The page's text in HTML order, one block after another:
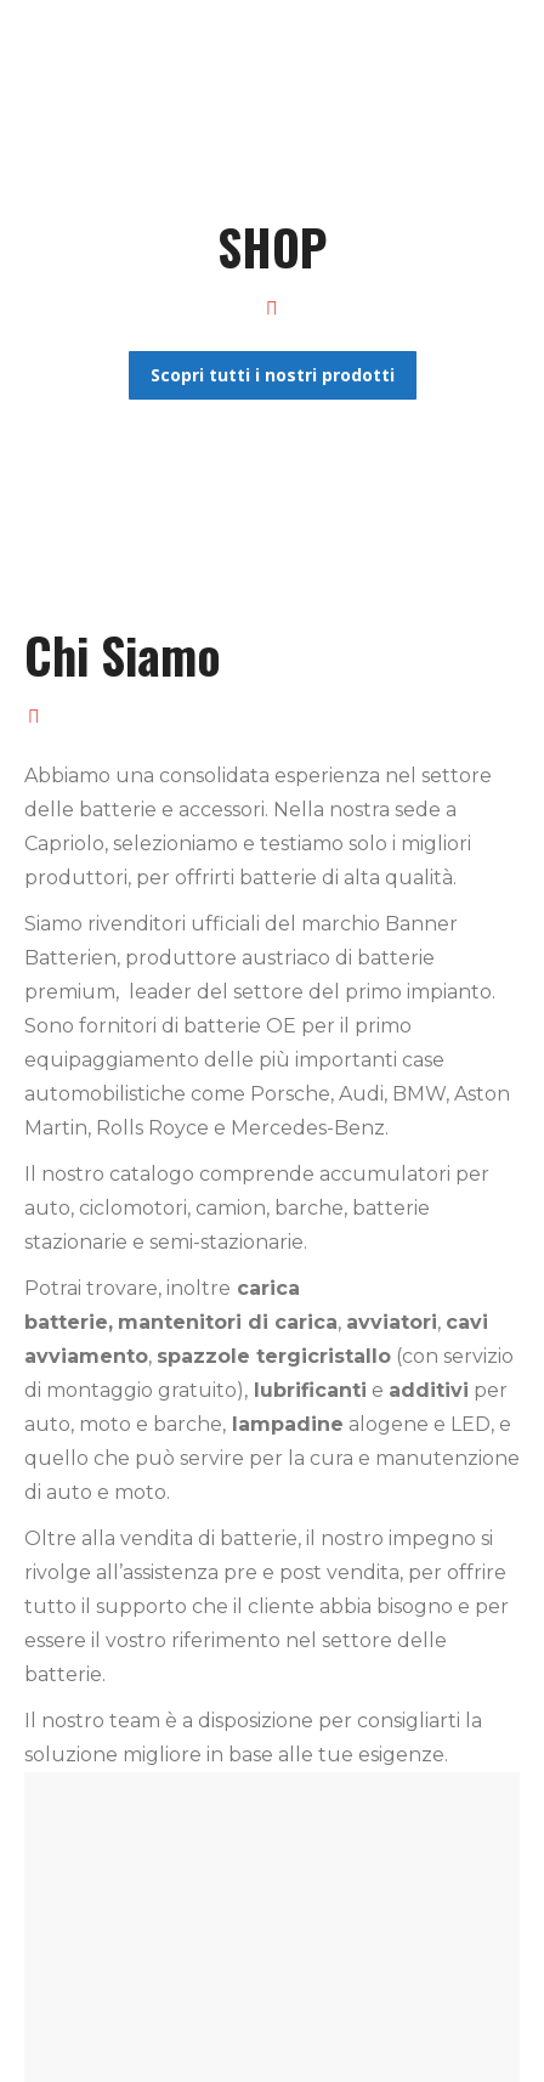
SHOP
Scopri tutti i nostri prodotti
Chi Siamo
Abbiamo una consolidata esperienza nel settore
delle batterie e accessori. Nella nostra sede a
Capriolo, selezioniamo e testiamo solo i migliori
produttori, per offrirti batterie di alta qualità.
Siamo rivenditori ufficiali del marchio Banner
Batterien, produttore austriaco di batterie
premium, leader del settore del primo impianto.
Sono fornitori di batterie OE per il primo
equipaggiamento delle più importanti case
automobilistiche come Porsche, Audi, BMW, Aston
Martin, Rolls Royce e Mercedes-Benz.
Il nostro catalogo comprende accumulatori per
auto, ciclomotori, camion, barche, batterie
stazionarie e semi-stazionarie.
Potrai trovare, inoltre carica
batterie, mantenitori di carica, avviatori, cavi
avviamento, spazzole tergicristallo (con servizio
di montaggio gratuito), lubrificanti e additivi per
auto, moto e barche, lampadine alogene e LED, e
quello che può servire per la cura e manutenzione
di auto e moto.
Oltre alla vendita di batterie, il nostro impegno si
rivolge all’assistenza pre e post vendita, per offrire
tutto il supporto che il cliente abbia bisogno e per
essere il vostro riferimento nel settore delle
batterie.
Il nostro team è a disposizione per consigliarti la
soluzione migliore in base alle tue esigenze.